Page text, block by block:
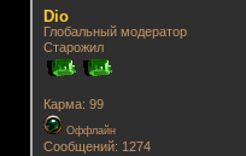
Dio
Глобальный модератор
Старожил
Карма: 99
Оффлайн
Сообщений: 1274